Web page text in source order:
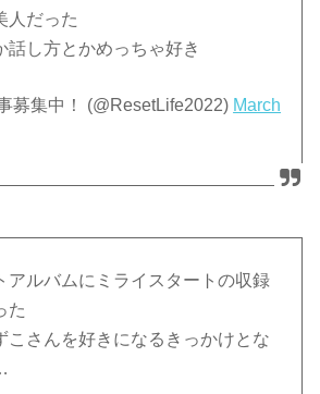
人だった
話し方とかめっちゃ好き
募集中！ (@ResetLife2022) March
アルバムにミライスタートの収録
た
こさんを好きになるきっかけとな